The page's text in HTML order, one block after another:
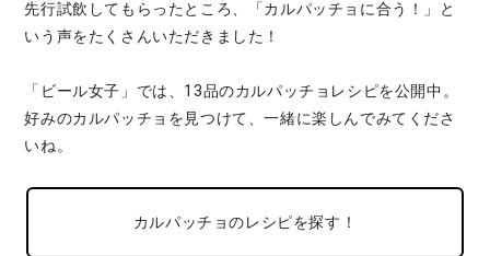
先行試飲してもらったところ、「カルパッチョに合う！」と
いう声をたくさんいただきました！
「ビール女子」では、13品のカルパッチョレシピを公開中。
好みのカルパッチョを見つけて、一緒に楽しんでみてくださ
いね。
カルパッチョのレシピを探す！